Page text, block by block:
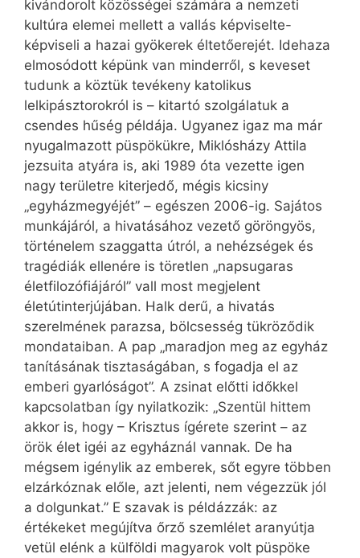
kivándorolt közösségei számára a nemzeti
kultúra elemei mellett a vallás képviselte-
képviseli a hazai gyökerek éltetőerejét. Idehaza
elmosódott képünk van minderről, s keveset
tudunk a köztük tevékeny katolikus
lelkipásztorokról is – kitartó szolgálatuk a
csendes hűség példája. Ugyanez igaz ma már
nyugalmazott püspökükre, Miklósházy Attila
jezsuita atyára is, aki 1989 óta vezette igen
nagy területre kiterjedő, mégis kicsiny
„egyházmegyéjét” – egészen 2006-ig. Sajátos
munkájáról, a hivatásához vezető göröngyös,
történelem szaggatta útról, a nehézségek és
tragédiák ellenére is töretlen „napsugaras
életfilozófiájáról” vall most megjelent
életútinterjújában. Halk derű, a hivatás
szerelmének parazsa, bölcsesség tükröződik
mondataiban. A pap „maradjon meg az egyház
tanításának tisztaságában, s fogadja el az
emberi gyarlóságot”. A zsinat előtti időkkel
kapcsolatban így nyilatkozik: „Szentül hittem
akkor is, hogy – Krisztus ígérete szerint – az
örök élet igéi az egyháznál vannak. De ha
mégsem igénylik az emberek, sőt egyre többen
elzárkóznak előle, azt jelenti, nem végezzük jól
a dolgunkat.” E szavak is példázzák: az
értékeket megújítva őrző szemlélet aranyútja
vetül elénk a külföldi magyarok volt püspöke